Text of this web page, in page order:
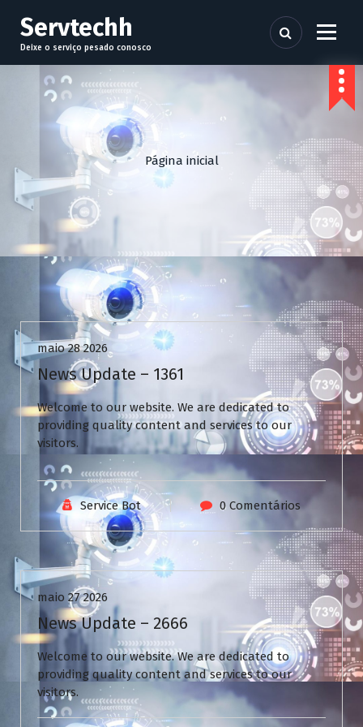
a
e
Servtechh
Deixe o serviço pesado conosco
Página inicial
Uncategorized
maio 28 2026
News Update – 1361
Welcome to our website. We are dedicated to
providing quality content and services to our
visitors.
Service Bot 0 Comentários
Uncategorized
maio 27 2026
News Update – 2666
Welcome to our website. We are dedicated to
providing quality content and services to our
visitors.
V